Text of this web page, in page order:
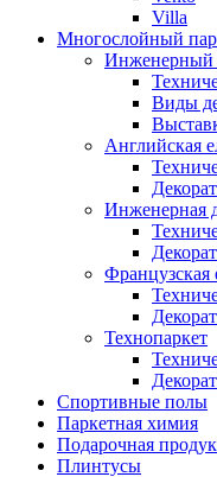
Villa
Многослойный
Инженерный
Виды
Английская
Инженерная
Французская
Технопаркет
Спортивные полы
Паркетная химия
Подарочная
Плинтусы